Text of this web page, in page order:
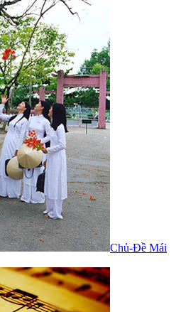
Chủ-Đề Mái